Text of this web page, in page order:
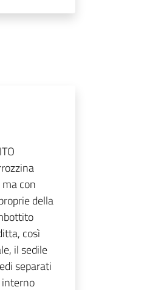
con
della
così
il sedile
separati